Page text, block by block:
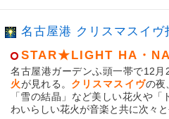
名古屋港 クリスマスイヴ
STAR★LIGHT HA・
名古屋港ガーデンふ頭一帯で12
火が見れる。 クリスマスイヴの夜
「雪の結晶」など美しい花火や
わいらしい花火が音楽と共に次々と